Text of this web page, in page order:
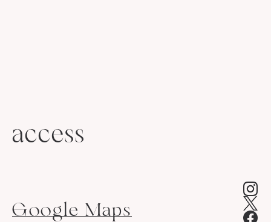
access
Google Maps